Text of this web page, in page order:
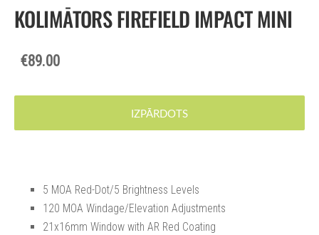
KOLIMĀTORS FIREFIELD IMPACT MINI
€89.00
IZPĀRDOTS
5 MOA Red-Dot/5 Brightness Levels
120 MOA Windage/Elevation Adjustments
21x16mm Window with AR Red Coating